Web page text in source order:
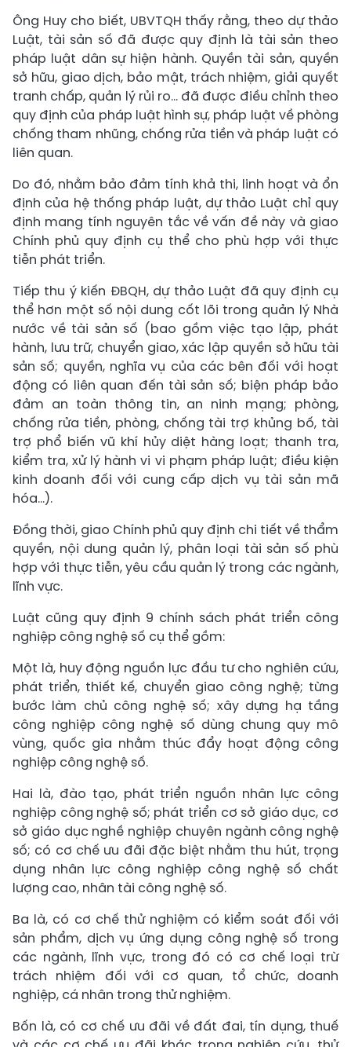
Ông Huy cho biết, UBVTQH thấy rằng, theo dự thảo
Luật, tài sản số đã được quy định là tài sản theo
pháp luật dân sự hiện hành. Quyền tài sản, quyền
sở hữu, giao dịch, bảo mật, trách nhiệm, giải quyết
tranh chấp, quản lý rủi ro… đã được điều chỉnh theo
quy định của pháp luật hình sự, pháp luật về phòng
chống tham nhũng, chống rửa tiền và pháp luật có
liên quan.
Do đó, nhằm bảo đảm tính khả thi, linh hoạt và ổn
định của hệ thống pháp luật, dự thảo Luật chỉ quy
định mang tính nguyên tắc về vấn đề này và giao
Chính phủ quy định cụ thể cho phù hợp với thực
tiễn phát triển.
Tiếp thu ý kiến ĐBQH, dự thảo Luật đã quy định cụ
thể hơn một số nội dung cốt lõi trong quản lý Nhà
nước về tài sản số (bao gồm việc tạo lập, phát
hành, lưu trữ, chuyển giao, xác lập quyền sở hữu tài
sản số; quyền, nghĩa vụ của các bên đối với hoạt
động có liên quan đến tài sản số; biện pháp bảo
đảm an toàn thông tin, an ninh mạng; phòng,
chống rửa tiền, phòng, chống tài trợ khủng bố, tài
trợ phổ biến vũ khí hủy diệt hàng loạt; thanh tra,
kiểm tra, xử lý hành vi vi phạm pháp luật; điều kiện
kinh doanh đối với cung cấp dịch vụ tài sản mã
hóa…).
Đồng thời, giao Chính phủ quy định chi tiết về thẩm
quyền, nội dung quản lý, phân loại tài sản số phù
hợp với thực tiễn, yêu cầu quản lý trong các ngành,
lĩnh vực.
Luật cũng quy định 9 chính sách phát triển công
nghiệp công nghệ số cụ thể gồm:
Một là, huy động nguồn lực đầu tư cho nghiên cứu,
phát triển, thiết kế, chuyển giao công nghệ; từng
bước làm chủ công nghệ số; xây dựng hạ tầng
công nghiệp công nghệ số dùng chung quy mô
vùng, quốc gia nhằm thúc đẩy hoạt động công
nghiệp công nghệ số.
Hai là, đào tạo, phát triển nguồn nhân lực công
nghiệp công nghệ số; phát triển cơ sở giáo dục, cơ
sở giáo dục nghề nghiệp chuyên ngành công nghệ
số; có cơ chế ưu đãi đặc biệt nhằm thu hút, trọng
dụng nhân lực công nghiệp công nghệ số chất
lượng cao, nhân tài công nghệ số.
Ba là, có cơ chế thử nghiệm có kiểm soát đối với
sản phẩm, dịch vụ ứng dụng công nghệ số trong
các ngành, lĩnh vực, trong đó có cơ chế loại trừ
trách nhiệm đối với cơ quan, tổ chức, doanh
nghiệp, cá nhân trong thử nghiệm.
Bốn là, có cơ chế ưu đãi về đất đai, tín dụng, thuế